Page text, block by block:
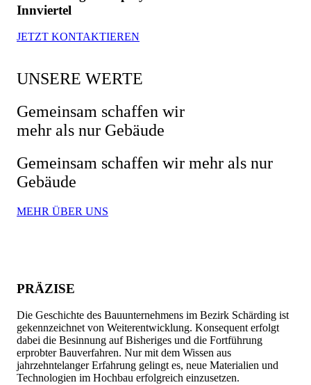
Innviertel
JETZT KONTAKTIEREN
UNSERE WERTE
Gemeinsam schaffen wir
mehr als nur Gebäude
Gemeinsam schaffen wir mehr als nur
Gebäude
MEHR ÜBER UNS
PRÄZISE
Die Geschichte des Bauunternehmens im Bezirk Schärding ist
gekennzeichnet von Weiterentwicklung. Konsequent erfolgt
dabei die Besinnung auf Bisheriges und die Fortführung
erprobter Bauverfahren. Nur mit dem Wissen aus
jahrzehntelanger Erfahrung gelingt es, neue Materialien und
Technologien im Hochbau erfolgreich einzusetzen.